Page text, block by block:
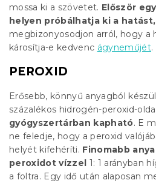
mossa ki a szövetet. Először
helyen próbálhatja ki a hatást,
megbizonyosodjon arról, hogy a
károsítja-e kedvenc ágyneműjét.
PEROXID
Erősebb, könnyű anyagból
százalékos hidrogén-peroxid-
gyógyszertárban kapható. E
ne feledje, hogy a peroxid
helyét kifehéríti. Finomabb
peroxidot vízzel 1: 1 arányban
a foltra. Egy idő után alaposan